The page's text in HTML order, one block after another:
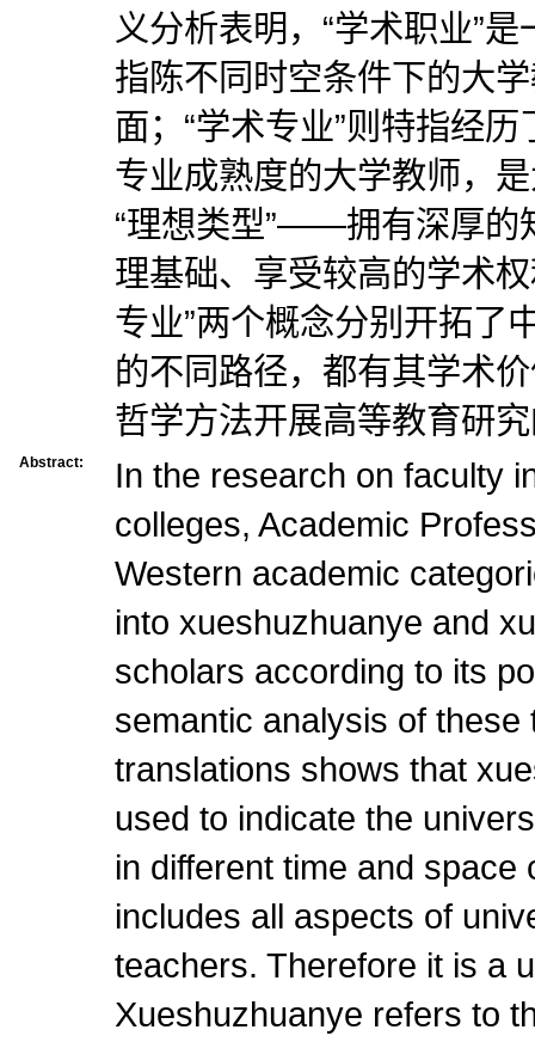
义分析表明，“学术职业”
指陈不同时空条件下的大
面；“学术专业”则特指经
专业成熟度的大学教师，
“理想类型”——拥有深厚的
理基础、享受较高的学术权
专业”两个概念分别开拓了
的不同路径，都有其学术
哲学方法开展高等教育研
Abstract:
In the research on faculty
colleges, Academic
Western academic
into xueshuzhuanye and
scholars according to its
semantic analysis of these
translations shows that
used to indicate the
in different time and space
includes all aspects of
teachers. Therefore it is a
Xueshuzhuanye refers to